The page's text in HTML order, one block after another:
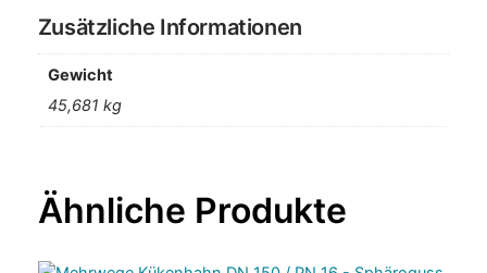
p
h
o
s
s
Zusätzliche Informationen
Gewicht
45,681 kg